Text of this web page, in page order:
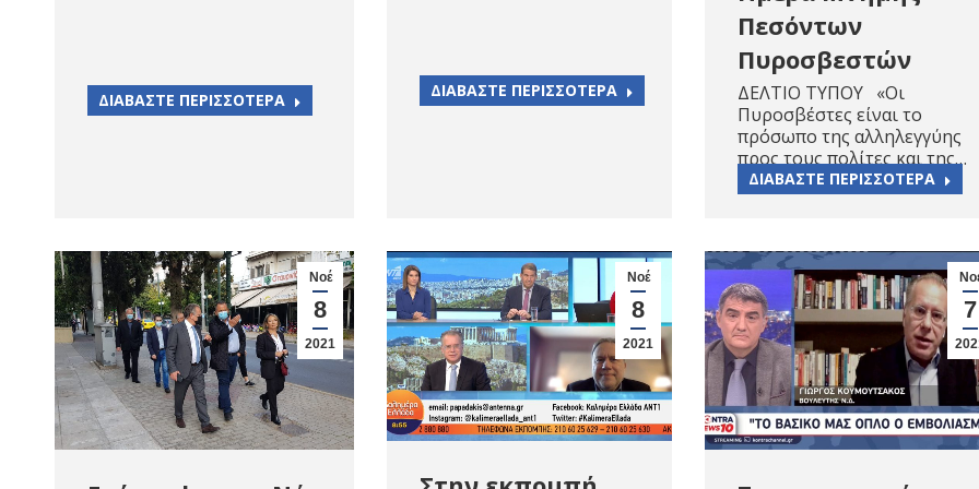
ΔΙΑΒΑΣΤΕ ΠΕΡΙΣΣΟΤΕΡΑ ΔΙΑΒΑΣΤΕ ΠΕΡΙΣΣΟΤΕΡΑ
Πεσόντων
Πυροσβεστών
ΔΕΛΤΙΟ ΤΥΠΟΥ «Οι
Πυροσβέστες είναι το
πρόσωπο της αλληλεγγύης
προς τους πολίτες και της…
ΔΙΑΒΑΣΤΕ ΠΕΡΙΣΣΟΤΕΡΑ
Νοέ
8
2021
Νοέ
8
2021
7